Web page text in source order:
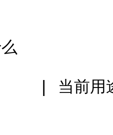
| 当前用